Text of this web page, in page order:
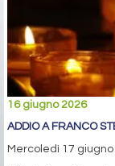
16 giugno 2026
ADDIO A FRANCO
Mercoledì 17